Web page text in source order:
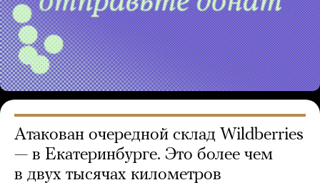
Атакован очередной склад Wildberries
— в Екатеринбурге. Это более чем
в двух тысячах километров